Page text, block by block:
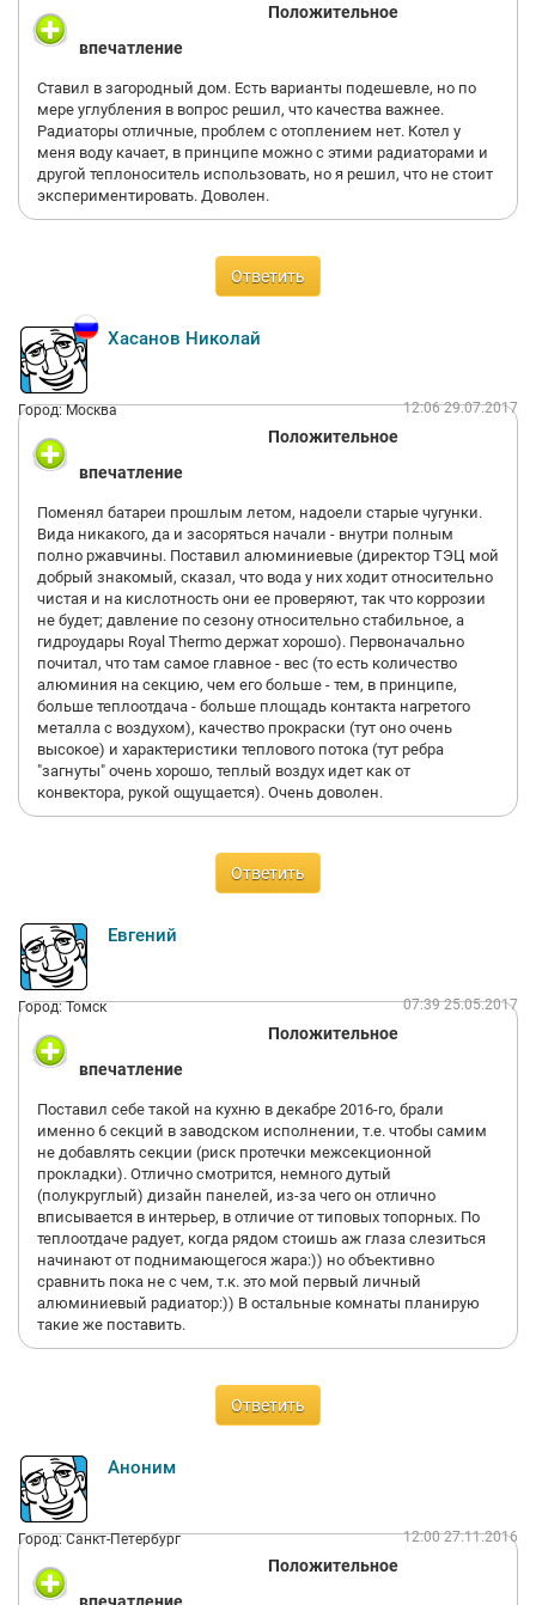
Положительное
впечатление
Ставил в загородный дом. Есть варианты подешевле, но по
мере углубления в вопрос решил, что качества важнее.
Радиаторы отличные, проблем с отоплением нет. Котел у
меня воду качает, в принципе можно с этими радиаторами и
другой теплоноситель использовать, но я решил, что не стоит
экспериментировать. Доволен.
Ответить
Хасанов Николай
Город: Москва 12:06 29.07.2017
Положительное
впечатление
Поменял батареи прошлым летом, надоели старые чугунки.
Вида никакого, да и засоряться начали - внутри полным
полно ржавчины. Поставил алюминиевые (директор ТЭЦ мой
добрый знакомый, сказал, что вода у них ходит относительно
чистая и на кислотность они ее проверяют, так что коррозии
не будет; давление по сезону относительно стабильное, а
гидроудары Royal Thermo держат хорошо). Первоначально
почитал, что там самое главное - вес (то есть количество
алюминия на секцию, чем его больше - тем, в принципе,
больше теплоотдача - больше площадь контакта нагретого
металла с воздухом), качество прокраски (тут оно очень
высокое) и характеристики теплового потока (тут ребра
"загнуты" очень хорошо, теплый воздух идет как от
конвектора, рукой ощущается). Очень доволен.
Ответить
Евгений
Город: Томск 07:39 25.05.2017
Положительное
впечатление
Поставил себе такой на кухню в декабре 2016-го, брали
именно 6 секций в заводском исполнении, т.е. чтобы самим
не добавлять секции (риск протечки межсекционной
прокладки). Отлично смотрится, немного дутый
(полукруглый) дизайн панелей, из-за чего он отлично
вписывается в интерьер, в отличие от типовых топорных. По
теплоотдаче радует, когда рядом стоишь аж глаза слезиться
начинают от поднимающегося жара:)) но объективно
сравнить пока не с чем, т.к. это мой первый личный
алюминиевый радиатор:)) В остальные комнаты планирую
такие же поставить.
Ответить
Аноним
Город: Санкт-Петербург 12:00 27.11.2016
Положительное